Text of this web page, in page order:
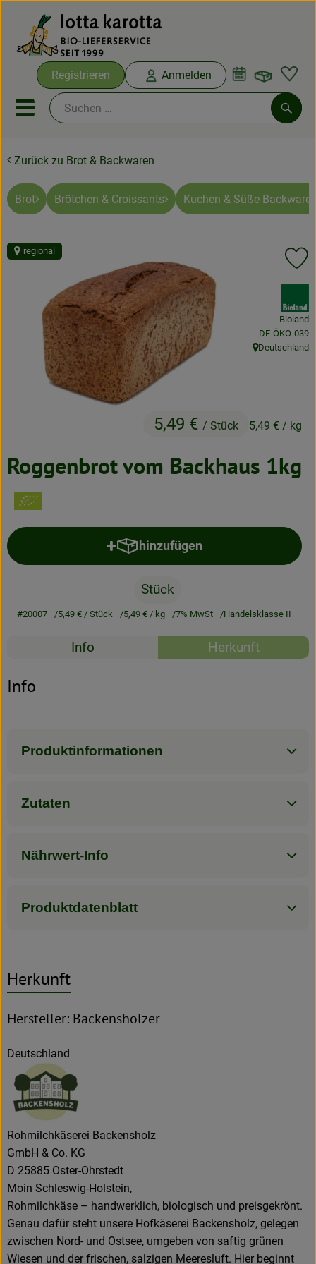
Registrieren Anmelden
Mobiles Menu öffnen oder
Ökokisten
Bio-Kochboxen
Saisonthemen
Neues & Angebote
Obst & Gemüse
Frisches
Über uns
Zurück zu Brot & Backwaren
Brot Brötchen & Croissants Kuchen & Süße
Roggenbrot vom Backhaus 1kg
5,49 € / Stück 5,49 € / kg
regional
Bioland
, Kontrollstelle:
DE-ÖKO-039
, Herkunft:
Deutschland
hinzufügen
Produkt zum Warenkorb
Stück
#20007 5,49 €/ Stück 5,49 €/ kg 7% MwSt Handelsklasse II
Rezepte
Info Herkunft
Info
Produktinformationen
Zutaten
Nährwert-Info
Produktdatenblatt
Herkunft
Hersteller: Backensholzer
Deutschland
Rohmilchkäserei Backensholz
GmbH & Co. KG
D 25885 Oster-Ohrstedt
Moin Schleswig-Holstein,
Rohmilchkäse – handwerklich, biologisch und preisgekrönt.
Genau dafür steht unsere Hofkäserei Backensholz, gelegen
zwischen Nord- und Ostsee, umgeben von saftig grünen
Wiesen und der frischen, salzigen Meeresluft. Hier beginnt